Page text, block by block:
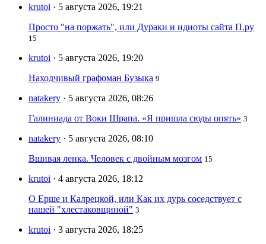
krutoi · 5 августа 2026, 19:21
Просто "на поржать", или Дураки и идиоты сайта П.ру
15
krutoi · 5 августа 2026, 19:20
Находчивый графоман Бузыка 9
natakery · 5 августа 2026, 08:26
Галиниада от Воки Шрапа. «Я пришла сюды опять» 3
natakery · 5 августа 2026, 08:10
Вшивая ленка. Человек с двойным мозгом 15
krutoi · 4 августа 2026, 18:12
О Ерше и Калрецкой, или Как их дурь соседствует с
нашей "хлестаковщиной" 3
krutoi · 3 августа 2026, 18:25